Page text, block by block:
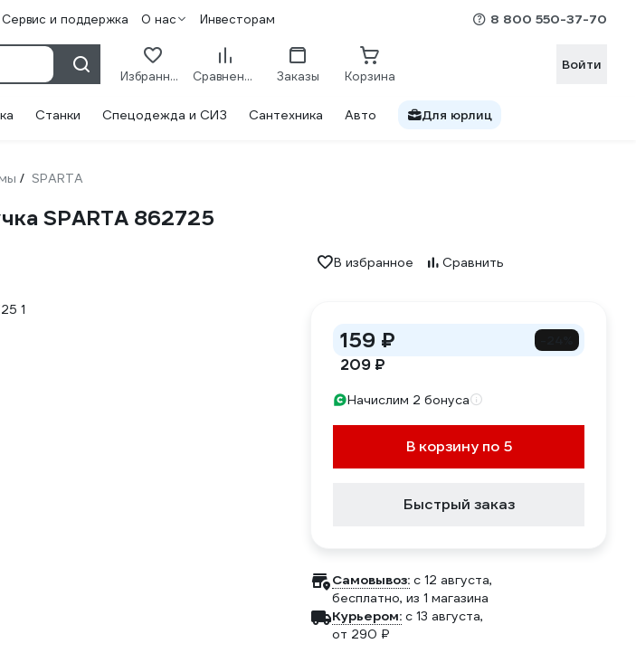
Сервис и поддержка О нас Инвесторам 8 800 550-37-70
Избранное Сравнение Заказы Корзина
Войти
Станки Спецодежда и СИЗ Сантехника Авто Для юрлиц
/ SPARTA
SPARTA 862725
В избранное Сравнить
159 ₽
209 ₽
Начислим 2 бонуса
В корзину по 5
Быстрый заказ
Самовывоз: c 12 августа,
бесплатно, из 1 магазина
Курьером: c 13 августа,
от 290 ₽